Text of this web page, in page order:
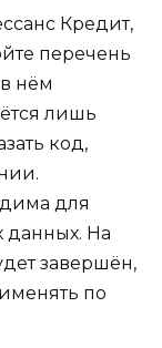
Кредит,
перечень
нём
лишь
код,
для
данных. На
завершён,
по